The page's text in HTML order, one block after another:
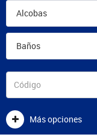
Más opciones